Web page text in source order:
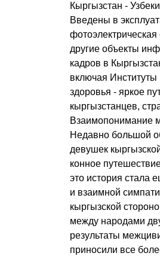
Кыргызстан -
Введены в
другие объекты
кадров в
включая
здоровья - яркое
кыргызстанцев,
Взаимопонимание
Недавно большой
девушек
конное
это история стала
и взаимной
кыргызской
между народами
результаты
приносили все